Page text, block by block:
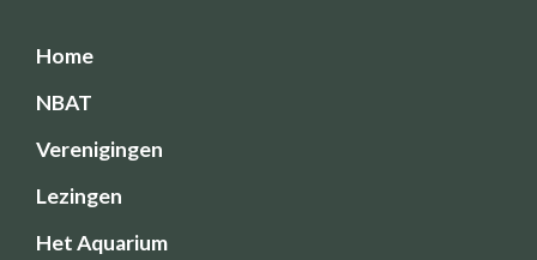
Home
NBAT
Verenigingen
Lezingen
Het Aquarium